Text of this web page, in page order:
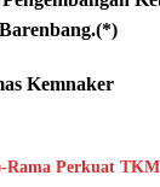
Kemnaker
Rama Perkuat